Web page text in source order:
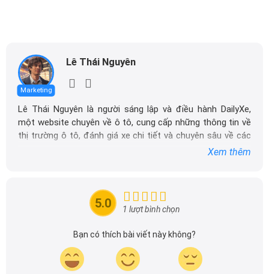
Marketing
Lê Thái Nguyên
Lê Thái Nguyên là người sáng lập và điều hành DailyXe,
một website chuyên về ô tô, cung cấp những thông tin về
thị trường ô tô, đánh giá xe chi tiết và chuyên sâu về các
đầu cho những người yêu thích ô tô tại Việt Nam. Hãy
theo dõi tôi để cập nhật thông tin về thị trường ô tô
Xem thêm
5.0 1 lượt bình chọn
Bạn có thích bài viết này không?